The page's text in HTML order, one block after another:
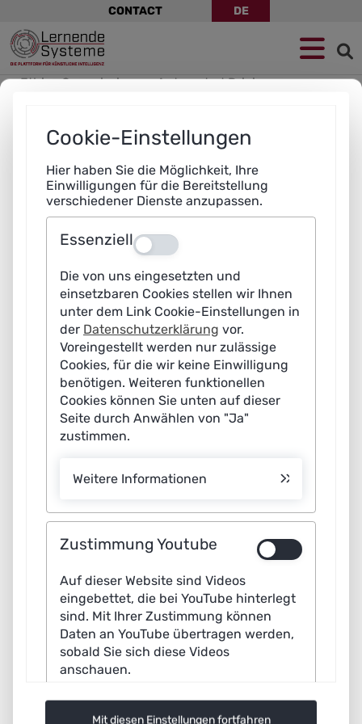
to
navigation
to
main
content
to
footer
CONTACT DE
Ethics Commission on Automated Driving
Plattform Lernende Systeme
AI Strategy Advisory Committee
ITU Focus Group on AI for Health
Nordic AI Institute
AI for Good Foundation
OpenAI
GoodAI
Cookie-Einstellungen
Hier haben Sie die Möglichkeit, Ihre
Einwilligungen für die Bereitstellung
verschiedener Dienste anzupassen.
Essenziell Aus
Die von uns eingesetzten und
einsetzbaren Cookies stellen wir Ihnen
unter dem Link Cookie-Einstellungen in
der Datenschutzerklärung vor.
Voreingestellt werden nur zulässige
Cookies, für die wir keine Einwilligung
benötigen. Weiteren funktionellen
Cookies können Sie unten auf dieser
Seite durch Anwählen von "Ja"
zustimmen.
Weitere Informationen
Zustimmung Youtube
Auf dieser Website sind Videos
eingebettet, die bei YouTube hinterlegt
sind. Mit Ihrer Zustimmung können
Daten an YouTube übertragen werden,
sobald Sie sich diese Videos
anschauen.
Mit diesen Einstellungen fortfahren